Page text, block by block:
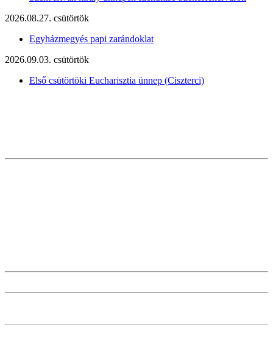
2026.08.27. csütörtök
Egyházmegyés papi zarándoklat
2026.09.03. csütörtök
Első csütörtöki Eucharisztia ünnep (Ciszterci)